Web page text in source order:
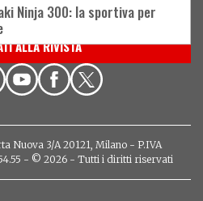
Ninja 300: la sportiva per
ALLA RIVISTA
Nuova 3/A 20121, Milano - P.IVA
- © 2026 - Tutti i diritti riservati